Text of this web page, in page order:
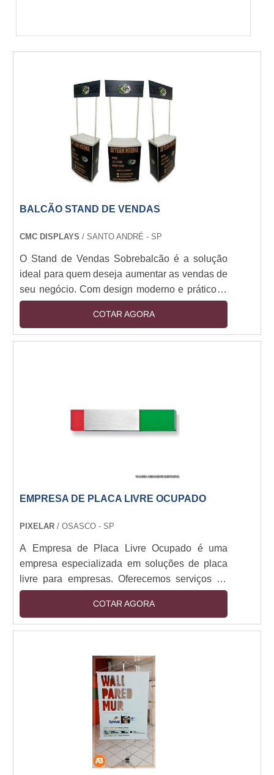
BALCÃO STAND DE VENDAS
CMC DISPLAYS/ SANTO ANDRÉ - SP
O Stand de Vendas Sobrebalcão é a solução
ideal para quem deseja aumentar as vendas de
seu negócio. Com design moderno e prático, o
stand possui diversos compartimentos para
organizar os produtos e ainda conta com um
sistema de iluminação que destaca os itens
COTAR AGORA
EMPRESA DE PLACA LIVRE OCUPADO
PIXELAR/ OSASCO - SP
A Empresa de Placa Livre Ocupado é uma
empresa especializada em soluções de placa
livre para empresas. Oferecemos serviços de
placa livre para empresas de todos os
tamanhos, desde pequenas empresas até
grandes corporações. Nossa equipe de
para garantir que nossos clientes obtenham o
melhor serviço possível. Nossos serviços
incluem a criação de placas livres, a instalação
de placas livres, a manutenção de placas livres
e a gestão de placas livres. Além disso,
oferecemos serviços de consultoria para ajudar
nossos clientes a tomar as melhores decisões
para suas necessidades de placa livre. Se você
COTAR AGORA